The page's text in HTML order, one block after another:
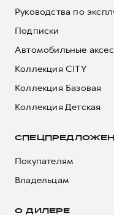
Руководства по
Подписки
Автомобильные
Коллекция CITY
Коллекция Базовая
Коллекция Детская
Покупателям
Владельцам
О ДИЛЕРЕ